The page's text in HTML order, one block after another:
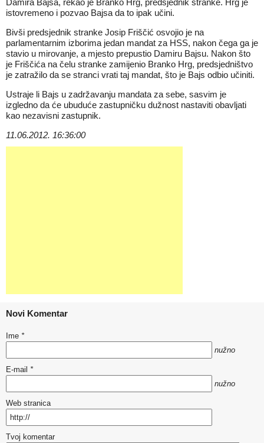
Damira Bajsa, rekao je Branko Hrg, predsjednik stranke. Hrg je
istovremeno i pozvao Bajsa da to ipak učini.
Bivši predsjednik stranke Josip Friščić osvojio je na
parlamentarnim izborima jedan mandat za HSS, nakon čega ga je
stavio u mirovanje, a mjesto prepustio Damiru Bajsu. Nakon što
je Friščića na čelu stranke zamijenio Branko Hrg, predsjedništvo
je zatražilo da se stranci vrati taj mandat, što je Bajs odbio učiniti.
Ustraje li Bajs u zadržavanju mandata za sebe, sasvim je
izgledno da će ubuduće zastupničku dužnost nastaviti obavljati
kao nezavisni zastupnik.
11.06.2012. 16:36:00
Novi Komentar
Ime *
nužno
E-mail *
nužno
Web stranica
Tvoj komentar